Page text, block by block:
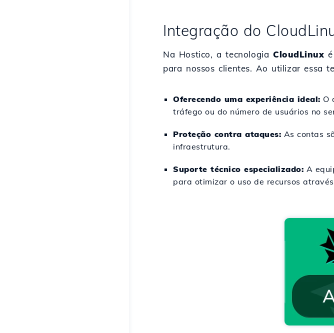
Integração do
Na Hostico, a tecnologia CloudLinux
para nossos clientes. Ao utilizar essa
Oferecendo uma experiência ideal: O
tráfego ou do número de usuários no
Proteção contra ataques: As contas
infraestrutura.
Suporte técnico especializado: A
para otimizar o uso de recursos